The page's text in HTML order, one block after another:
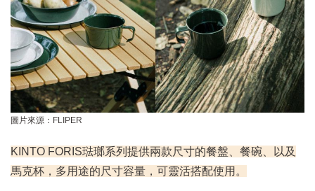
圖片來源：FLIPER
KINTO FORIS琺瑯系列提供兩款尺寸的餐盤、餐碗、以及
馬克杯，多用途的尺寸容量，可靈活搭配使用。